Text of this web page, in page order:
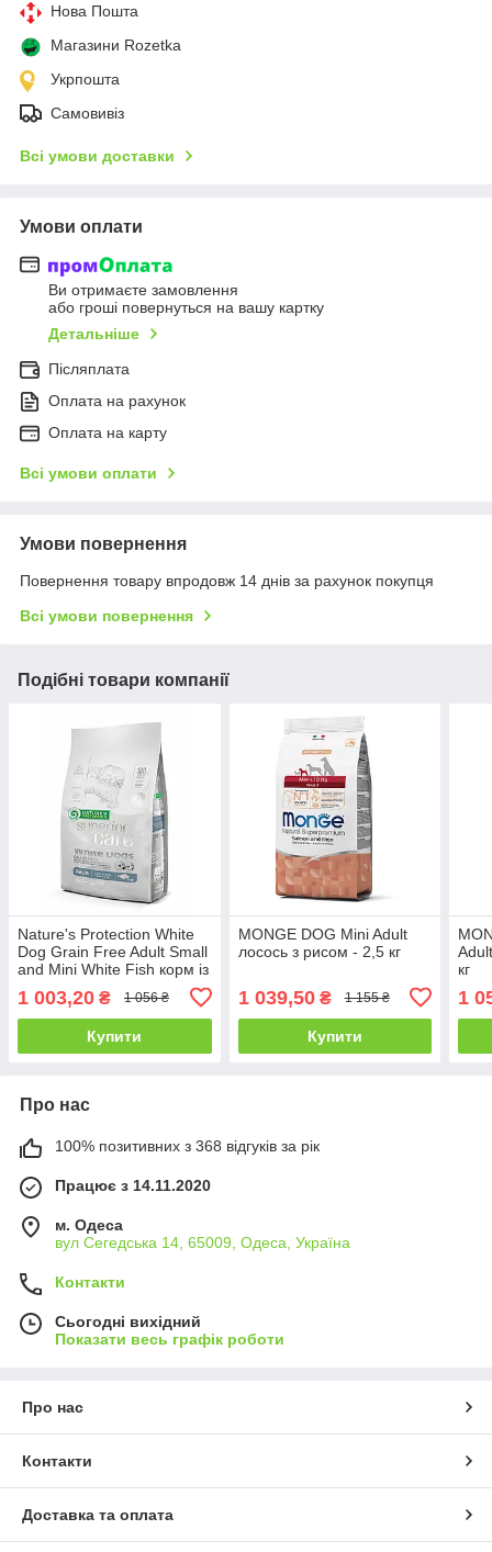
Нова Пошта
Магазини Rozetka
Укрпошта
Самовивіз
Всі умови доставки
Умови оплати
Ви отримаєте замовлення
або гроші повернуться на вашу картку
Детальніше
Післяплата
Оплата на рахунок
Оплата на карту
Всі умови оплати
Умови повернення
Повернення товару впродовж 14 днів за рахунок покупця
Всі умови повернення
Подібні товари компанії
Nature's Protection White
Dog Grain Free Adult Small
and Mini White Fish корм із
білою рибою для собак -
1,5 кг
1 003,20 ₴ 1 056 ₴
Купити
MONGE DOG Mini Adult
лосось з рисом - 2,5 кг
1 039,50₴ 1 155 ₴
Купити
кг
1
Про нас
100% позитивних з 368 відгуків за рік
Працює з 14.11.2020
м. Одеса
вул Сегедська 14, 65009, Одеса, Україна
Контакти
Сьогодні вихідний
Показати весь графік роботи
Про нас
Контакти
Доставка та оплата